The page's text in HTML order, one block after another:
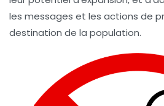
les messages et les actions de
destination de la population.